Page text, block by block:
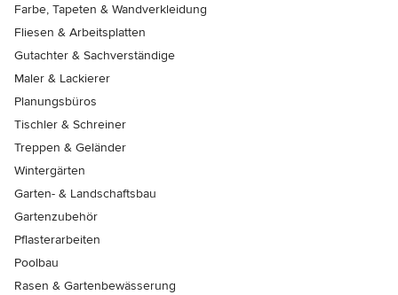
Farbe, Tapeten & Wandverkleidung
Fliesen & Arbeitsplatten
Gutachter & Sachverständige
Maler & Lackierer
Planungsbüros
Tischler & Schreiner
Treppen & Geländer
Wintergärten
Garten- & Landschaftsbau
Gartenzubehör
Pflasterarbeiten
Poolbau
Rasen & Gartenbewässerung